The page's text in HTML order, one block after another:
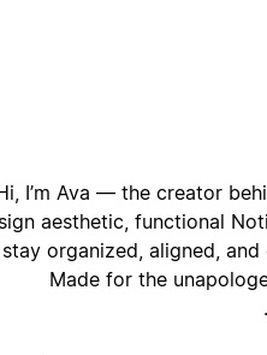
Hi, I’m Ava — the
design aesthetic,
you stay organized,
Made for the